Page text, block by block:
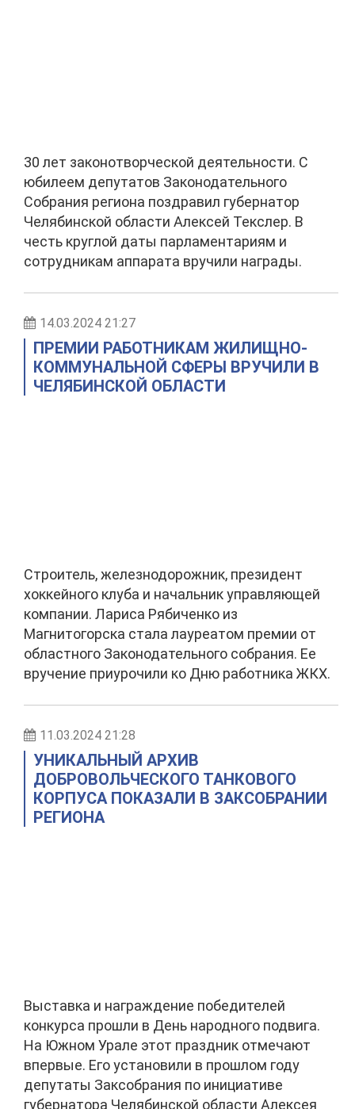
30 лет законотворческой деятельности. С
юбилеем депутатов Законодательного
Cобрания региона поздравил губернатор
Челябинской области Алексей Текслер. В
честь круглой даты парламентариям и
сотрудникам аппарата вручили награды.
14.03.2024 21:27
ПРЕМИИ РАБОТНИКАМ ЖИЛИЩНО-
КОММУНАЛЬНОЙ СФЕРЫ ВРУЧИЛИ В
ЧЕЛЯБИНСКОЙ ОБЛАСТИ
Строитель, железнодорожник, президент
хоккейного клуба и начальник управляющей
компании. Лариса Рябиченко из
Магнитогорска стала лауреатом премии от
областного Законодательного собрания. Ее
вручение приурочили ко Дню работника ЖКХ.
11.03.2024 21:28
УНИКАЛЬНЫЙ АРХИВ
ДОБРОВОЛЬЧЕСКОГО ТАНКОВОГО
КОРПУСА ПОКАЗАЛИ В ЗАКСОБРАНИИ
РЕГИОНА
Выставка и награждение победителей
конкурса прошли в День народного подвига.
На Южном Урале этот праздник отмечают
впервые. Его установили в прошлом году
депутаты Заксобрания по инициативе
губернатора Челябинской области Алексея